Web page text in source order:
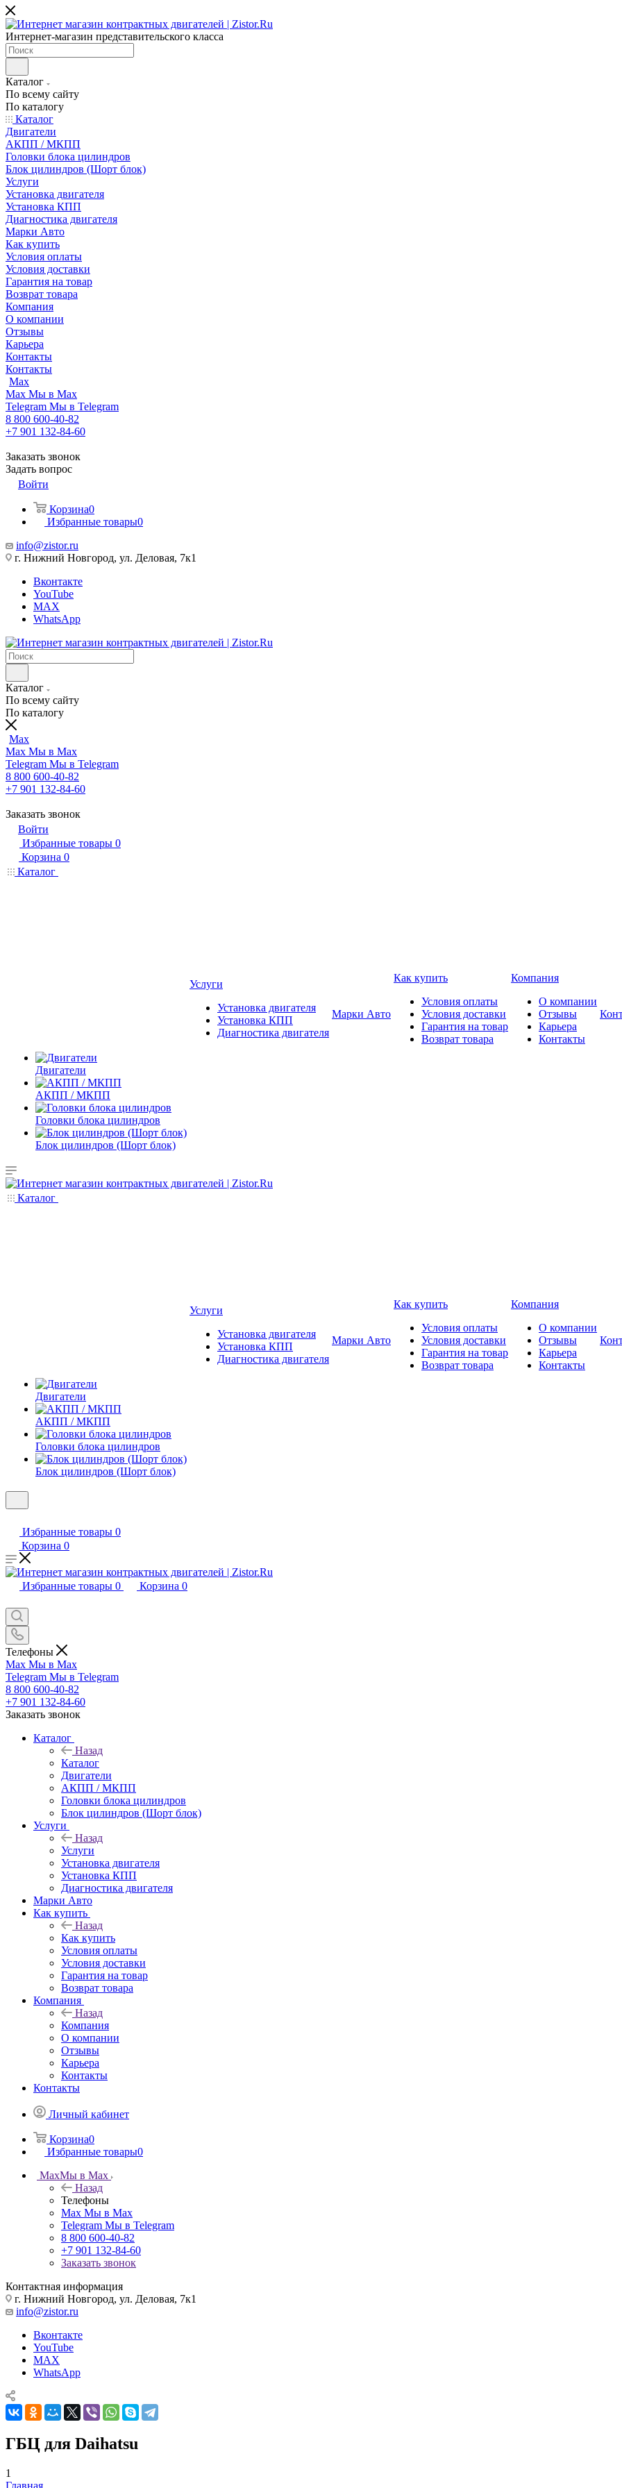
Интернет-магазин представительского класса
Каталог
По всему сайту
По каталогу
Каталог
Двигатели
АКПП / МКПП
Головки блока цилиндров
Блок цилиндров (Шорт блок)
Услуги
Установка двигателя
Установка КПП
Диагностика двигателя
Марки Авто
Как купить
Условия оплаты
Условия доставки
Гарантия на товар
Возврат товара
Компания
О компании
Отзывы
Карьера
Контакты
Контакты
Max
Max Мы в Max
Telegram Мы в Telegram
8 800 600-40-82
+7 901 132-84-60
Заказать звонок
Задать вопрос
Войти
Корзина0
Избранные товары0
info@zistor.ru
г. Нижний Новгород, ул. Деловая, 7к1
Вконтакте
YouTube
MAX
WhatsApp
Каталог
По всему сайту
По каталогу
Max
Max Мы в Max
Telegram Мы в Telegram
8 800 600-40-82
+7 901 132-84-60
Заказать звонок
Войти
Избранные товары 0
Корзина 0
Каталог
Двигатели
АКПП / МКПП
Головки блока цилиндров
Блок цилиндров (Шорт блок)
Услуги
Установка двигателя
Установка КПП
Диагностика двигателя
Марки Авто
Как купить
Условия оплаты
Условия доставки
Гарантия на товар
Возврат товара
Компания
О компании
Отзывы
Карьера
Контакты
Каталог
Двигатели
АКПП / МКПП
Головки блока цилиндров
Блок цилиндров (Шорт блок)
Услуги
Установка двигателя
Установка КПП
Диагностика двигателя
Марки Авто
Как купить
Условия оплаты
Условия доставки
Гарантия на товар
Возврат товара
Компания
О компании
Отзывы
Карьера
Контакты
Избранные товары 0
Корзина 0
Избранные товары 0 Корзина 0
Телефоны
Max Мы в Max
Telegram Мы в Telegram
8 800 600-40-82
+7 901 132-84-60
Заказать звонок
Каталог
Назад
Каталог
Двигатели
АКПП / МКПП
Головки блока цилиндров
Блок цилиндров (Шорт блок)
Услуги
Назад
Услуги
Установка двигателя
Установка КПП
Диагностика двигателя
Марки Авто
Как купить
Назад
Как купить
Условия оплаты
Условия доставки
Гарантия на товар
Возврат товара
Компания
Назад
Компания
О компании
Отзывы
Карьера
Контакты
Контакты
Личный кабинет
Корзина0
Избранные товары0
MaxМы в Max
Назад
Телефоны
Max Мы в Max
Telegram Мы в Telegram
8 800 600-40-82
+7 901 132-84-60
Заказать звонок
Контактная информация
г. Нижний Новгород, ул. Деловая, 7к1
info@zistor.ru
Вконтакте
YouTube
MAX
WhatsApp
ГБЦ для Daihatsu
1
Главная